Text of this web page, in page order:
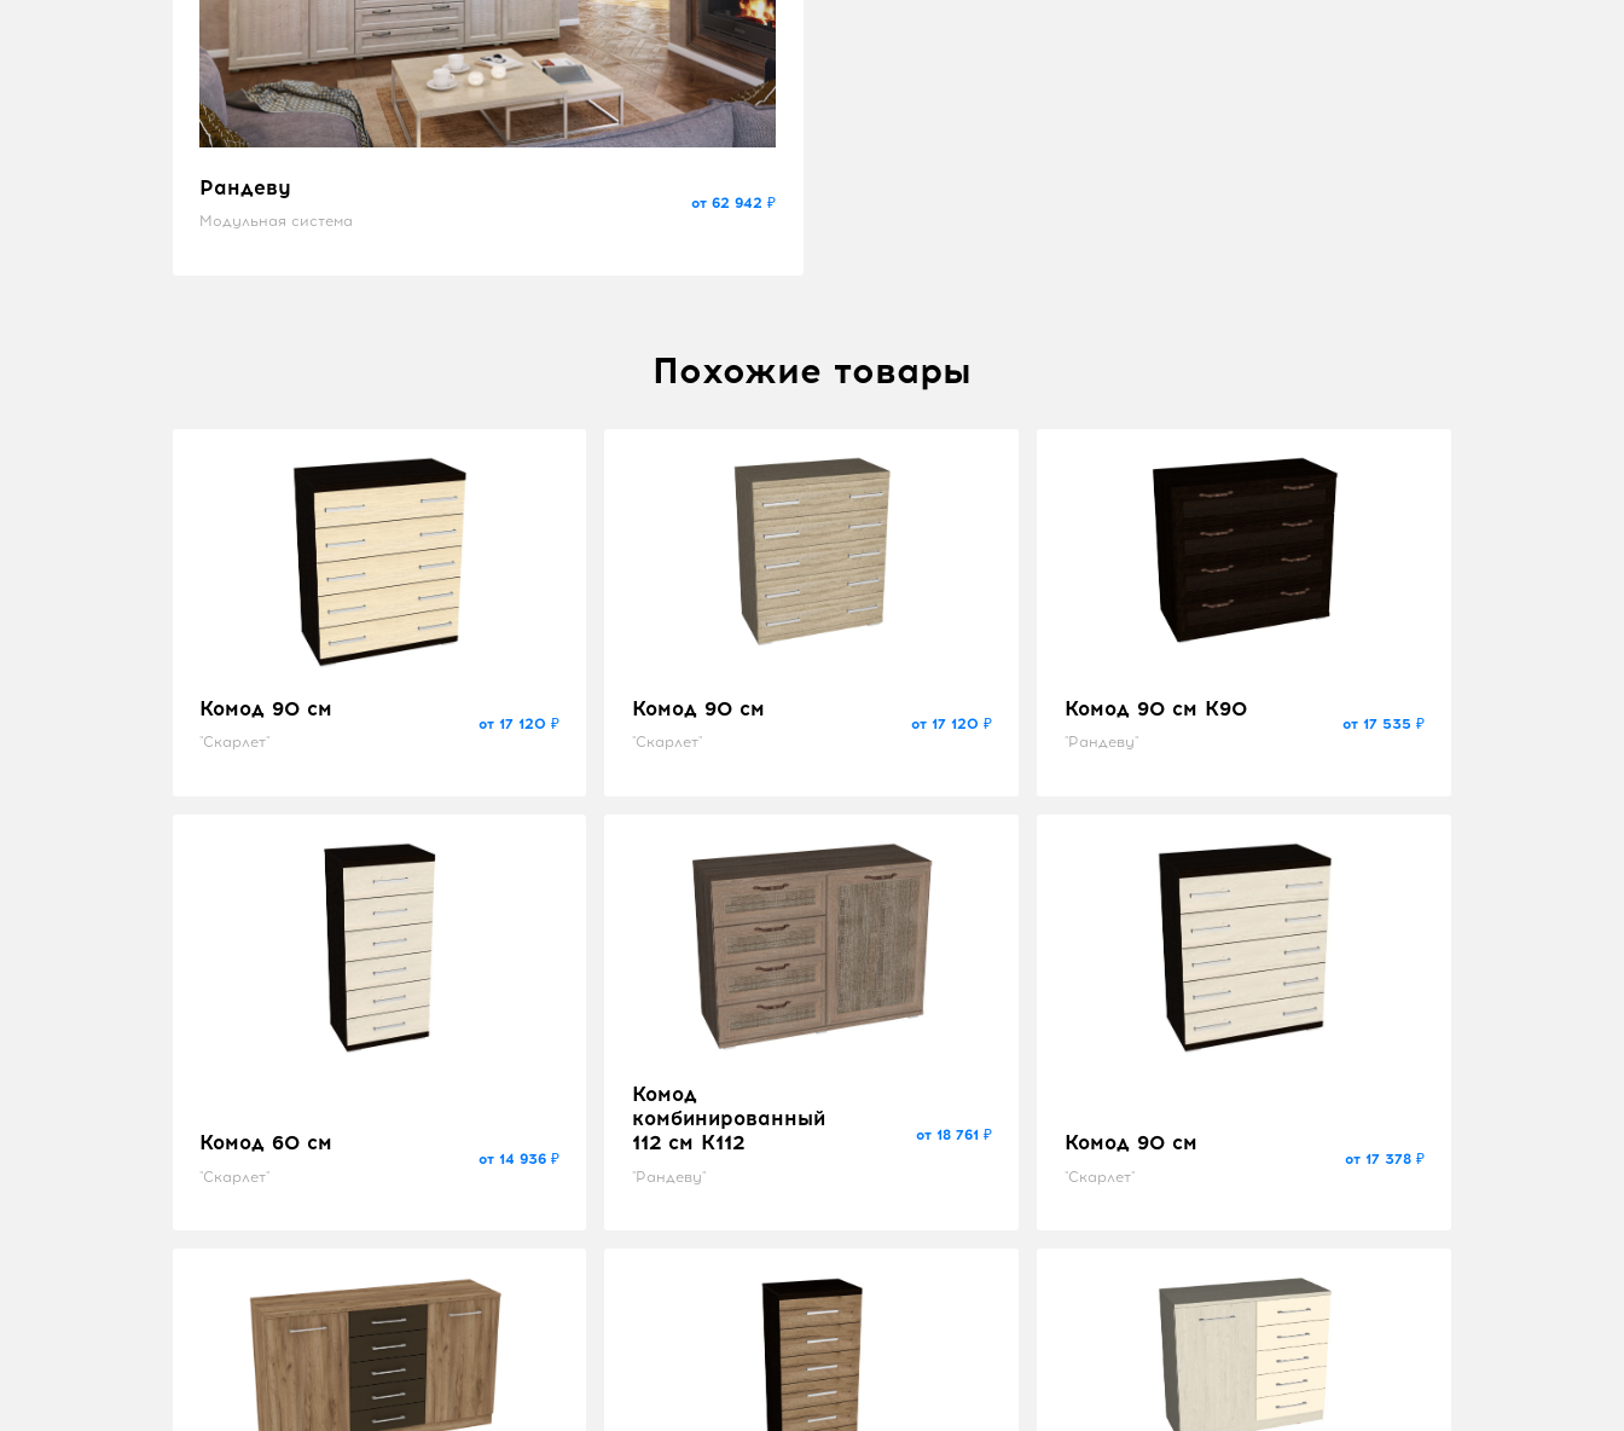
Рандеву
Модульная система
от 62 942 ₽
Похожие товары
Комод 90 см
"Скарлет"
от 17 120 ₽
Комод 90 см
"Скарлет"
от 17 120 ₽
Комод 90 см K90
"Рандеву"
от 17 535 ₽
Комод 60 см
"Скарлет"
от 14 936 ₽
Комод
комбинированный
112 см K112
"Рандеву"
от 18 761 ₽ Комод 90 см
"Скарлет"
от 17 378 ₽